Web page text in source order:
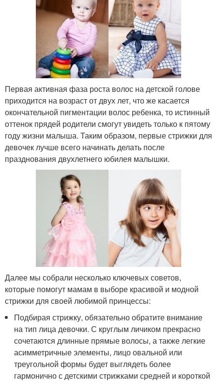
Первая активная фаза роста волос на детской голове
приходится на возраст от двух лет, что же касается
окончательной пигментации волос ребенка, то истинный
оттенок прядей родители смогут увидеть только к пятому
году жизни малыша. Таким образом, первые стрижки для
девочек лучше всего начинать делать после
празднования двухлетнего юбилея малышки.
Далее мы собрали несколько ключевых советов,
которые помогут мамам в выборе красивой и модной
стрижки для своей любимой принцессы:
Подбирая стрижку, обязательно обратите внимание
на тип лица девочки. С круглым личиком прекрасно
сочетаются длинные прямые волосы, а также легкие
асимметричные элементы, лицо овальной или
треугольной формы будет выглядеть более
гармонично с детскими стрижками средней и короткой